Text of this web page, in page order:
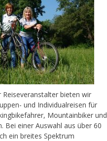
Reiseveranstalter bieten wir
und Individualreisen für
Mountainbiker und
Bei einer Auswahl aus über 60
ein breites Spektrum